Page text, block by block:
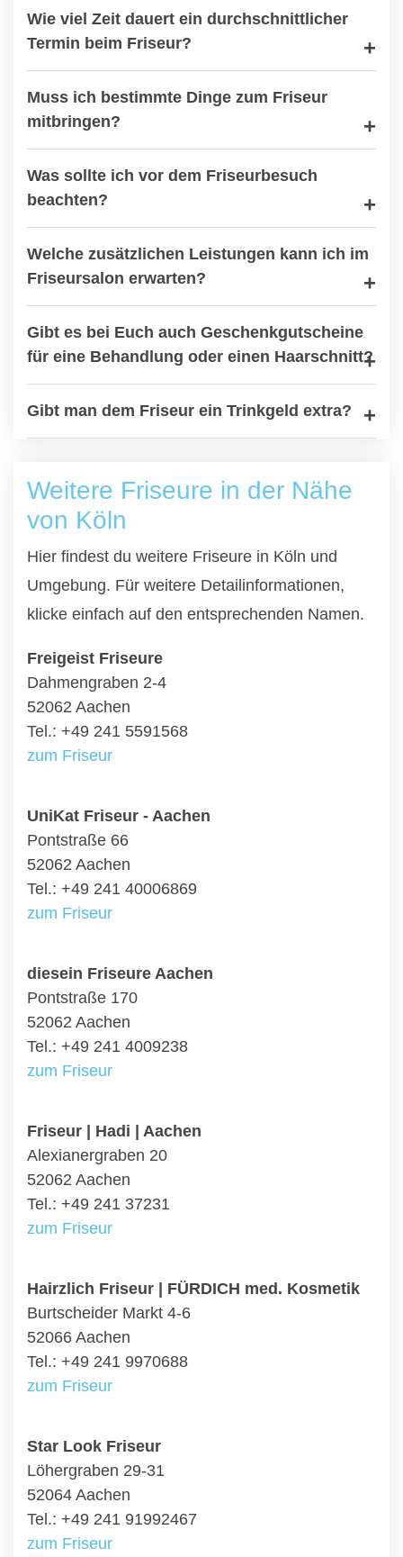
Wie viel Zeit dauert ein durchschnittlicher
Termin beim Friseur?
Muss ich bestimmte Dinge zum Friseur
mitbringen?
Was sollte ich vor dem Friseurbesuch
beachten?
Welche zusätzlichen Leistungen kann ich im
Friseursalon erwarten?
Gibt es bei Euch auch Geschenkgutscheine
für eine Behandlung oder einen Haarschnitt?
Gibt man dem Friseur ein Trinkgeld extra?
Weitere Friseure in der Nähe
von Köln
Hier findest du weitere Friseure in Köln und
Umgebung. Für weitere Detailinformationen,
klicke einfach auf den entsprechenden Namen.
Freigeist Friseure
Dahmengraben 2-4
52062 Aachen
Tel.: +49 241 5591568
zum Friseur
UniKat Friseur - Aachen
Pontstraße 66
52062 Aachen
Tel.: +49 241 40006869
zum Friseur
diesein Friseure Aachen
Pontstraße 170
52062 Aachen
Tel.: +49 241 4009238
zum Friseur
Friseur | Hadi | Aachen
Alexianergraben 20
52062 Aachen
Tel.: +49 241 37231
zum Friseur
Hairzlich Friseur | FÜRDICH med. Kosmetik
Burtscheider Markt 4-6
52066 Aachen
Tel.: +49 241 9970688
zum Friseur
Star Look Friseur
Löhergraben 29-31
52064 Aachen
Tel.: +49 241 91992467
zum Friseur